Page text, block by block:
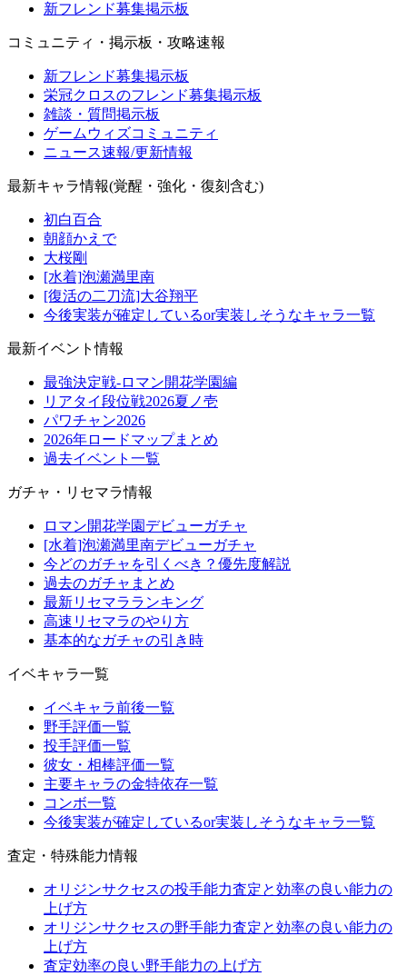
新フレンド募集掲示板
コミュニティ・掲示板・攻略速報
新フレンド募集掲示板
栄冠クロスのフレンド募集掲示板
雑談・質問掲示板
ゲームウィズコミュニティ
ニュース速報/更新情報
最新キャラ情報(覚醒・強化・復刻含む)
初白百合
朝顔かえで
大桜剛
[水着]泡瀬満里南
[復活の二刀流]大谷翔平
今後実装が確定しているor実装しそうなキャラ一覧
最新イベント情報
最強決定戦-ロマン開花学園編
リアタイ段位戦2026夏ノ壱
パワチャン2026
2026年ロードマップまとめ
過去イベント一覧
ガチャ・リセマラ情報
ロマン開花学園デビューガチャ
[水着]泡瀬満里南デビューガチャ
今どのガチャを引くべき？優先度解説
過去のガチャまとめ
最新リセマラランキング
高速リセマラのやり方
基本的なガチャの引き時
イベキャラ一覧
イベキャラ前後一覧
野手評価一覧
投手評価一覧
彼女・相棒評価一覧
主要キャラの金特依存一覧
コンボ一覧
今後実装が確定しているor実装しそうなキャラ一覧
査定・特殊能力情報
オリジンサクセスの投手能力査定と効率の良い能力の
上げ方
オリジンサクセスの野手能力査定と効率の良い能力の
上げ方
査定効率の良い野手能力の上げ方